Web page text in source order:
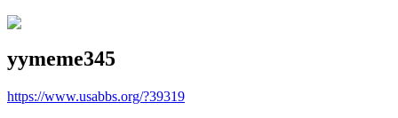
yymeme345
https://www.usabbs.org/?39319